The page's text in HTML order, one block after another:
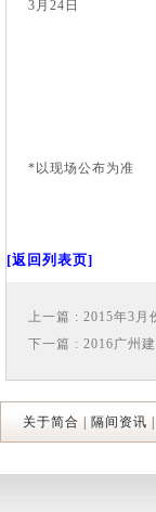
3月24日
*以现场公布为准
[返回列表页]
上一篇 : 2015年3月
下一篇 : 2016广州
关于简合 隔间资讯